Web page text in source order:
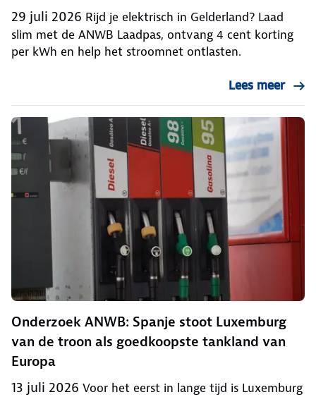
29 juli 2026 Rijd je elektrisch in Gelderland? Laad
slim met de ANWB Laadpas, ontvang 4 cent korting
per kWh en help het stroomnet ontlasten.
Lees meer
Onderzoek ANWB: Spanje stoot Luxemburg
van de troon als goedkoopste tankland van
Europa
13 juli 2026 Voor het eerst in lange tijd is Luxemburg